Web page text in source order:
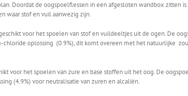
Doordat de oogspoelflessen in een afgesloten wandbox zitten
waar stof en vuil aanwezig zijn.
voor het spoelen van stof en vuildeeltjes uit de ogen. De
chloride oplossing (0.9%), dit komt overeen met het natuurlijke
voor het spoelen van zure en base stoffen uit het oog. De
(4.9%) voor neutralisatie van zuren en alcaliën.